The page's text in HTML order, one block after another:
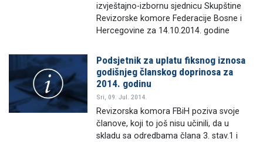
izvještajno-izbornu sjednicu Skupštine
Revizorske komore Federacije Bosne i
Hercegovine za 14.10.2014. godine
Podsjetnik za uplatu fiksnog iznosa
godišnjeg članskog doprinosa za
2014. godinu
Sri, 09. Jul. 2014.
Revizorska komora FBiH poziva svoje
članove, koji to još nisu učinili, da u
skladu sa odredbama člana 3. stav.1 i